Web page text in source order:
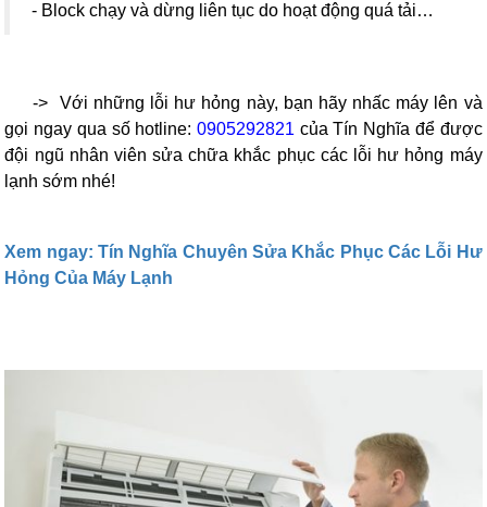
- Block chạy và dừng liên tục do hoạt động quá tải…
-> Với những lỗi hư hỏng này, bạn hãy nhấc máy lên và
gọi ngay qua số hotline: 0905292821 của Tín Nghĩa để được
đội ngũ nhân viên sửa chữa khắc phục các lỗi hư hỏng máy
lạnh sớm nhé!
Xem ngay: Tín Nghĩa Chuyên Sửa Khắc Phục Các Lỗi Hư
Hỏng Của Máy Lạnh